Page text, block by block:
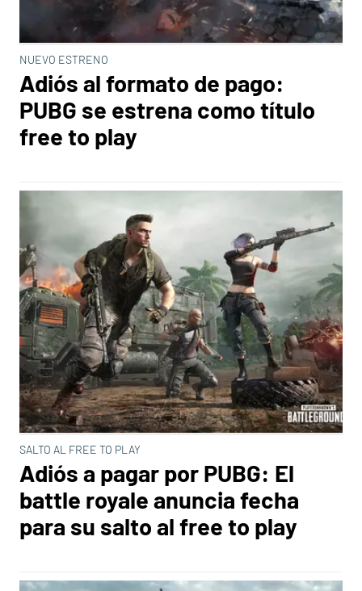
NUEVO ESTRENO
Adiós al formato de pago:
PUBG se estrena como título
free to play
SALTO AL FREE TO PLAY
Adiós a pagar por PUBG: El
battle royale anuncia fecha
para su salto al free to play